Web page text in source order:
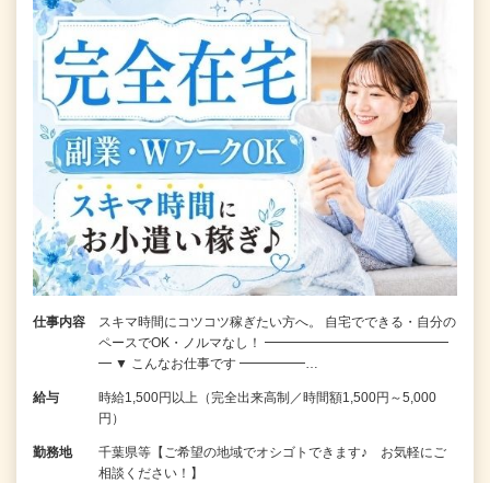
仕事内容
スキマ時間にコツコツ稼ぎたい方へ。 自宅でできる・自分の
ペースでOK・ノルマなし！ ━━━━━━━━━━━━━━
━ ▼ こんなお仕事です ━━━━━…
給与
時給1,500円以上（完全出来高制／時間額1,500円～5,000
円）
勤務地
千葉県等【ご希望の地域でオシゴトできます♪ お気軽にご
相談ください！】